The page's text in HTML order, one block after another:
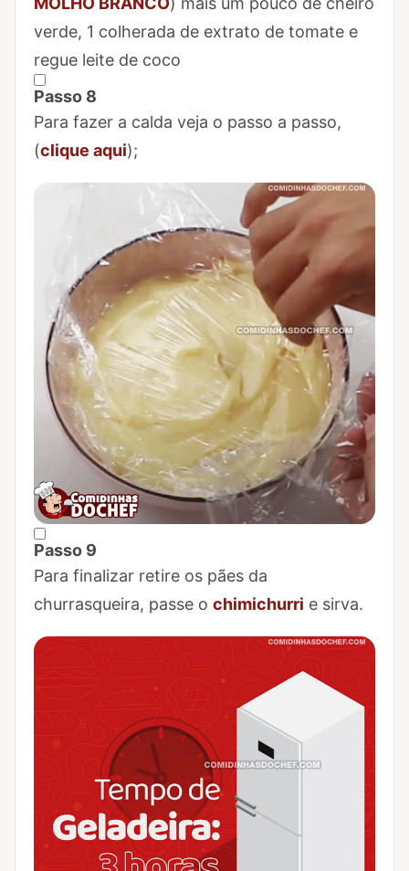
verde, 1 colherada de extrato de tomate e
regue leite de coco
Passo 8
Marcar Passo 8 como concluído
Para fazer a calda veja o passo a passo,
(clique aqui);
Passo 9
Marcar Passo 9 como concluído
Para finalizar retire os pães da
churrasqueira, passe o chimichurri e sirva.